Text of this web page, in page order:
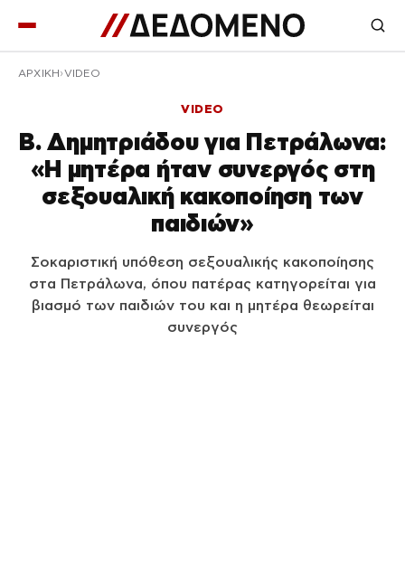
ΑΡΧΙΚΉ VIDEO
VIDEO
Β. Δημητριάδου για Πετράλωνα:
«Η μητέρα ήταν συνεργός στη
σεξουαλική κακοποίηση των
παιδιών»
Σοκαριστική υπόθεση σεξουαλικής κακοποίησης
στα Πετράλωνα, όπου πατέρας κατηγορείται για
βιασμό των παιδιών του και η μητέρα θεωρείται
συνεργός